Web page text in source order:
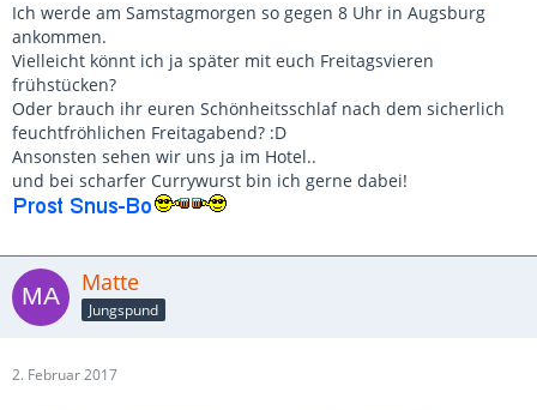
Ich werde am Samstagmorgen so gegen 8 Uhr in Augsburg
ankommen.
Vielleicht könnt ich ja später mit euch Freitagsvieren
frühstücken?
Oder brauch ihr euren Schönheitsschlaf nach dem sicherlich
feuchtfröhlichen Freitagabend? :D
Ansonsten sehen wir uns ja im Hotel..
und bei scharfer Currywurst bin ich gerne dabei!
Matte
Jungspund
2. Februar 2017